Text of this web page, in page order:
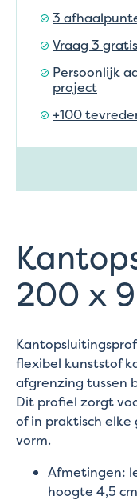
3
Vraag 3
Persoonlijk
project
+100
200 x
flexibel kunststof
afgrenzing tussen
Dit profiel zorgt
of in praktisch
vorm.
Afmetingen:
hoogte 4,5 cm